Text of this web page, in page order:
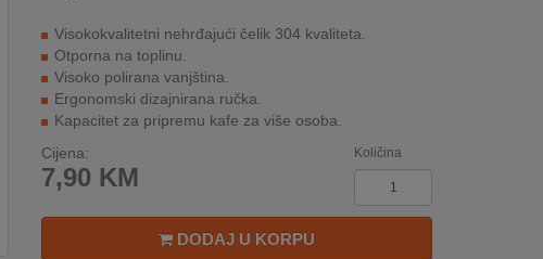
Visokokvalitetni nehrđajući čelik 304 kvaliteta.
Otporna na toplinu.
Visoko polirana vanjština.
Ergonomski dizajnirana ručka.
Kapacitet za pripremu kafe za više osoba.
Cijena:
7,90 KM
Količina
DODAJ U KORPU